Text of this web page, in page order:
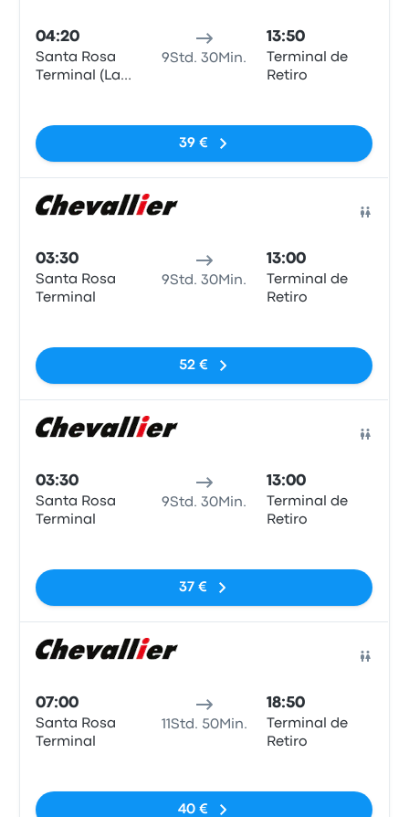
04:20
Santa Rosa
Terminal (La
9Std. 30Min.
13:50
Terminal de
Retiro
39 €
03:30
Santa Rosa
Terminal
9Std. 30Min.
13:00
Terminal de
Retiro
52 €
03:30
Santa Rosa
Terminal
9Std. 30Min.
13:00
Terminal de
Retiro
37 €
07:00
Santa Rosa
Terminal
11Std. 50Min.
18:50
Terminal de
Retiro
40 €